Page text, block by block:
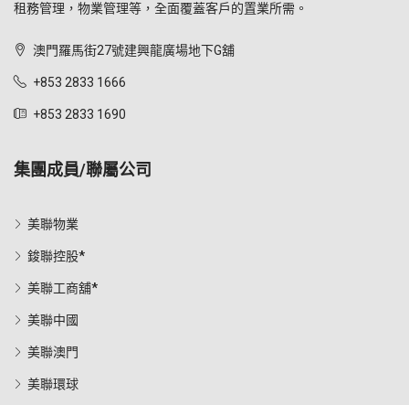
租務管理，物業管理等，全面覆蓋客戶的置業所需。
澳門羅馬街27號建興龍廣場地下G舖
+853 2833 1666
+853 2833 1690
集團成員/聯屬公司
美聯物業
鋑聯控股*
美聯工商舖*
美聯中國
美聯澳門
美聯環球